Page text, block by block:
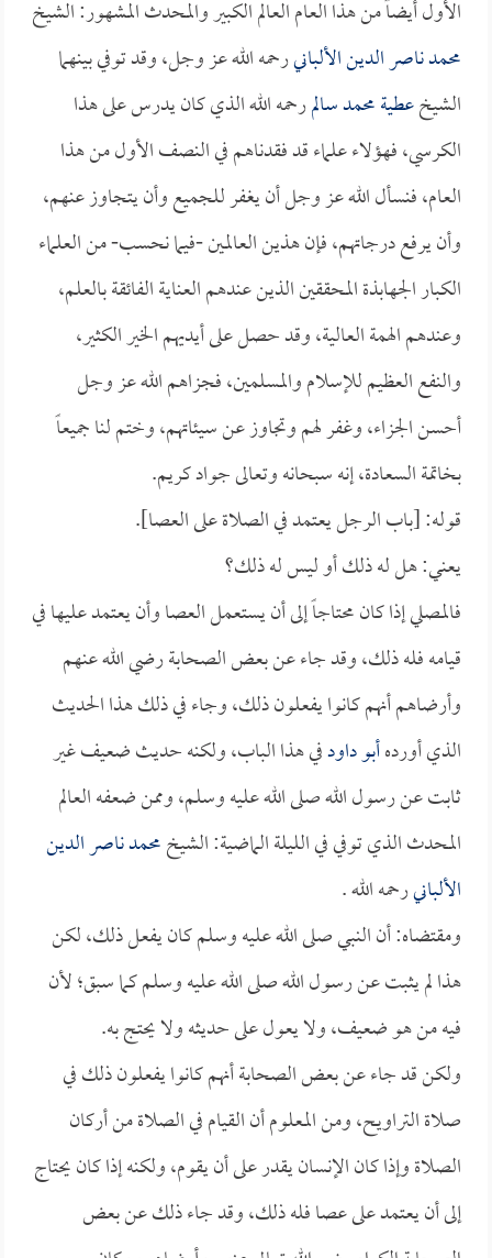
الأول أيضاً من هذا العام العالم الكبير والمحدث المشهور: الشيخ
محمد ناصر الدين الألبانيرحمه الله عز وجل، وقد توفي بينهما
الشيخعطية محمد سالمرحمه الله الذي كان يدرس على هذا
الكرسي، فهؤلاء علماء قد فقدناهم في النصف الأول من هذا
العام، فنسأل الله عز وجل أن يغفر للجميع وأن يتجاوز عنهم،
وأن يرفع درجاتهم، فإن هذين العالمين -فيما نحسب- من العلماء
الكبار الجهابذة المحققين الذين عندهم العناية الفائقة بالعلم،
وعندهم الهمة العالية، وقد حصل على أيديهم الخير الكثير،
والنفع العظيم للإسلام والمسلمين، فجزاهم الله عز وجل
أحسن الجزاء، وغفر لهم وتجاوز عن سيئاتهم، وختم لنا جميعاً
بخاتمة السعادة، إنه سبحانه وتعالى جواد كريم.
قوله: [باب الرجل يعتمد في الصلاة على العصا].
يعني: هل له ذلك أو ليس له ذلك؟
فالمصلي إذا كان محتاجاً إلى أن يستعمل العصا وأن يعتمد عليها في
قيامه فله ذلك، وقد جاء عن بعض الصحابة رضي الله عنهم
وأرضاهم أنهم كانوا يفعلون ذلك، وجاء في ذلك هذا الحديث
الذي أوردهأبو داودفي هذا الباب، ولكنه حديث ضعيف غير
ثابت عن رسول الله صلى الله عليه وسلم، وممن ضعفه العالم
المحدث الذي توفي في الليلة الماضية: الشيخمحمد ناصر الدين
الألبانيرحمه الله .
ومقتضاه: أن النبي صلى الله عليه وسلم كان يفعل ذلك، لكن
هذا لم يثبت عن رسول الله صلى الله عليه وسلم كما سبق؛ لأن
فيه من هو ضعيف، ولا يعول على حديثه ولا يحتج به.
ولكن قد جاء عن بعض الصحابة أنهم كانوا يفعلون ذلك في
صلاة التراويح، ومن المعلوم أن القيام في الصلاة من أركان
الصلاة وإذا كان الإنسان يقدر على أن يقوم، ولكنه إذا كان يحتاج
إلى أن يعتمد على عصا فله ذلك، وقد جاء ذلك عن بعض